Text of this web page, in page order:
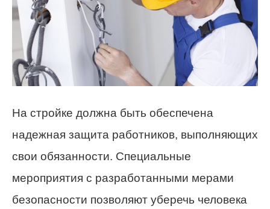
На стройке должна быть обеспечена
надежная защита работников, выполняющих
свои обязанности. Специальные
мероприятия с разработанными мерами
безопасности позволяют уберечь человека